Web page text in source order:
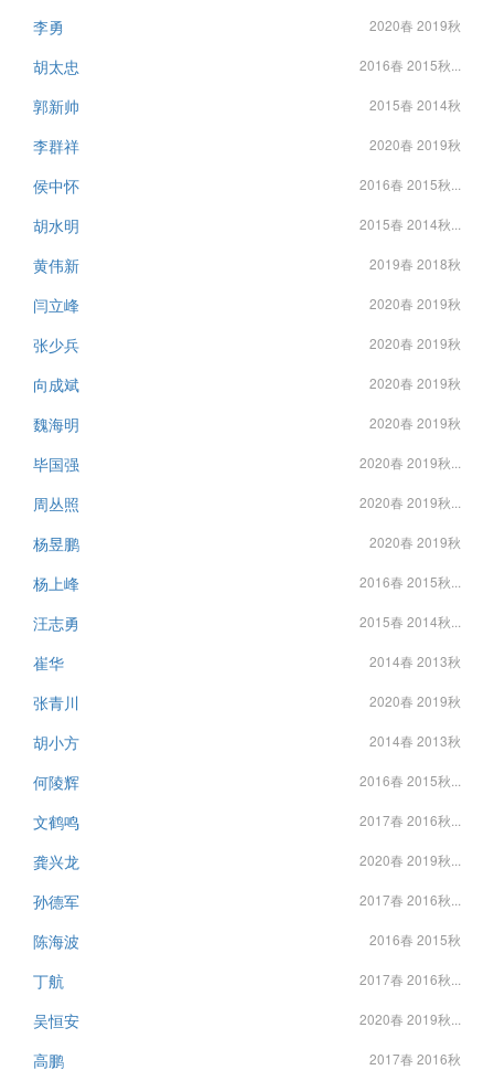
李勇 2020春 2019秋
胡太忠 2016春 2015秋...
郭新帅 2015春 2014秋
李群祥 2020春 2019秋
侯中怀 2016春 2015秋...
胡水明 2015春 2014秋...
黄伟新 2019春 2018秋
闫立峰 2020春 2019秋
张少兵 2020春 2019秋
向成斌 2020春 2019秋
魏海明 2020春 2019秋
毕国强 2020春 2019秋...
周丛照 2020春 2019秋...
杨昱鹏 2020春 2019秋
杨上峰 2016春 2015秋...
汪志勇 2015春 2014秋...
崔华 2014春 2013秋
张青川 2020春 2019秋
胡小方 2014春 2013秋
何陵辉 2016春 2015秋...
文鹤鸣 2017春 2016秋...
龚兴龙 2020春 2019秋...
孙德军 2017春 2016秋...
陈海波 2016春 2015秋
丁航 2017春 2016秋...
吴恒安 2020春 2019秋...
高鹏 2017春 2016秋